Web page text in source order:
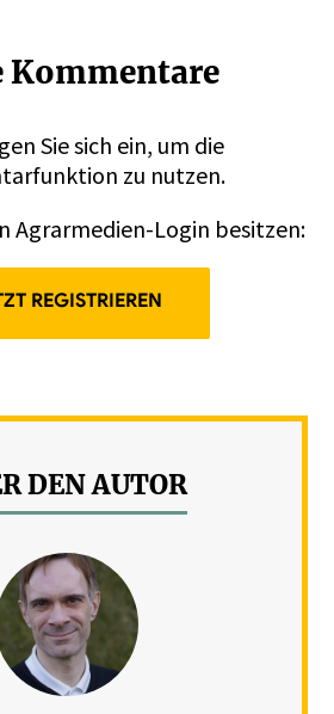
Kommentare
Sie sich ein, um die
zu nutzen.
Agrarmedien-Login besitzen:
REGISTRIEREN
DEN AUTOR